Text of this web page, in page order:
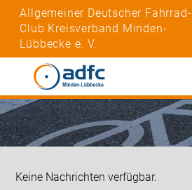
Allgemeiner Deutscher Fahrrad-
Club Kreisverband Minden-
Lübbecke e. V.
Keine Nachrichten verfügbar.